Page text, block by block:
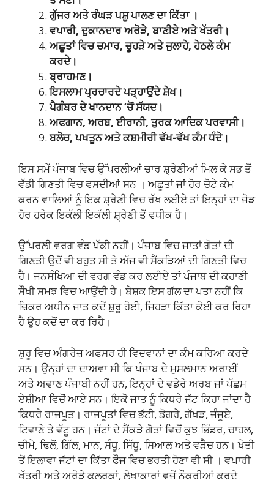
ਗੁੱਜਰ ਅਤੇ ਰੰਘੜ ਪਸ਼ੂ ਪਾਲਣ ਦਾ ਕਿੱਤਾ ।
ਵਪਾਰੀ, ਦੁਕਾਨਦਾਰ ਅਰੋੜੇ, ਬਾਣੀਏ ਅਤੇ ਖੱਤਰੀ।
ਅਛੂਤਾਂ ਵਿਚ ਚਮਾਰ, ਚੂਹੜੇ ਅਤੇ ਜੁਲਾਹੇ, ਹੇਠਲੇ ਕੰਮ
ਕਰਦੇ।
ਬ੍ਰਾਹਮਣ।
ਇਸਲਾਮ ਪ੍ਰਚਾਰਦੇ ਪੜ੍ਹਾਉਂਦੇ ਸ਼ੇਖ।
ਪੈਗੰਬਰ ਦੇ ਖਾਨਦਾਨ ‘ਚੋਂ ਸੱਯਦ।
ਅਫਗਾਨ, ਅਰਬ, ਈਰਾਨੀ, ਤੁਰਕ ਆਦਿਕ ਪਰਵਾਸੀ।
ਬਲੋਚ, ਪਖਤੂਨ ਅਤੇ ਕਸ਼ਮੀਰੀ ਵੱਖ-ਵੱਖ ਕੰਮ ਧੰਦੇ।
ਇਸ ਸਮੇਂ ਪੰਜਾਬ ਵਿਚ ਉੱਪਰਲੀਆਂ ਚਾਰ ਸ਼੍ਰੇਣੀਆਂ ਮਿਲ ਕੇ ਸਭ ਤੋਂ
ਵੱਡੀ ਗਿਣਤੀ ਵਿਚ ਵਸਦੀਆਂ ਸਨ । ਅਛੂਤਾਂ ਜਾਂ ਹੋਰ ਚੋਟੇ ਕੰਮ
ਕਰਨ ਵਾਲਿਆਂ ਨੂੰ ਇਕ ਸ਼੍ਰੇਣੀ ਵਿਚ ਰੱਖ ਲਈਏ ਤਾਂ ਇਨ੍ਹਾਂ ਦਾ ਜੋੜ
ਹੋਰ ਹਰੇਕ ਇਕੱਲੀ ਇਕੱਲੀ ਸ਼੍ਰੇਣੀ ਤੋਂ ਵਧੀਕ ਹੈ।
ਉੱਪਰਲੀ ਵਰਗ ਵੰਡ ਪੱਕੀ ਨਹੀਂ। ਪੰਜਾਬ ਵਿਚ ਜਾਤਾਂ ਗੋਤਾਂ ਦੀ
ਗਿਣਤੀ ਉਦੋਂ ਵੀ ਬਹੁਤ ਸੀ ਤੇ ਅੱਜ ਵੀ ਸੈਂਕੜਿਆਂ ਦੀ ਗਿਣਤੀ ਵਿਚ
ਹੈ। ਜਨਸੰਖਿਆ ਦੀ ਵਰਗ ਵੰਡ ਕਰ ਲਈਏ ਤਾਂ ਪੰਜਾਬ ਦੀ ਕਹਾਣੀ
ਸੌਖੀ ਸਮਝ ਵਿਚ ਆਉਂਦੀ ਹੈ। ਬੇਸ਼ਕ ਇਸ ਗੱਲ ਦਾ ਪਤਾ ਨਹੀਂ ਕਿ
ਜ਼ਿਕਰ ਅਧੀਨ ਜਾਤ ਕਦੋਂ ਸ਼ੁਰੂ ਹੋਈ, ਜਿਹੜਾ ਕਿੱਤਾ ਕੋਈ ਕਰ ਰਿਹਾ
ਹੈ ਉਹ ਕਦੋਂ ਦਾ ਕਰ ਰਿਹੈ।
ਸ਼ੁਰੂ ਵਿਚ ਅੰਗਰੇਜ਼ ਅਫਸਰ ਹੀ ਵਿਦਵਾਨਾਂ ਦਾ ਕੰਮ ਕਰਿਆ ਕਰਦੇ
ਸਨ। ਉਨ੍ਹਾਂ ਦਾ ਦਾਅਵਾ ਸੀ ਕਿ ਪੰਜਾਬ ਦੇ ਮੁਸਲਮਾਨ ਅਰਾਈਂ
ਅਤੇ ਅਵਾਣ ਪੰਜਾਬੀ ਨਹੀਂ ਹਨ, ਇਨ੍ਹਾਂ ਦੇ ਵਡੇਰੇ ਅਰਬ ਜਾਂ ਪੱਛਮ
ਏਸ਼ੀਆ ਵਿਚੋਂ ਆਏ ਸਨ। ਇਕੋ ਜਾਤ ਨੂੰ ਕਿਧਰੇ ਜੱਟ ਕਿਹਾ ਜਾਂਦਾ ਹੈ
ਕਿਧਰੇ ਰਾਜਪੂਤ। ਰਾਜਪੂਤਾਂ ਵਿਚ ਭੱਟੀ, ਡੋਗਰੇ, ਗੱਖੜ, ਜੰਜੂਏ,
ਟਿਵਾਣੇ ਤੇ ਵੱਟੂ ਹਨ। ਜੱਟਾਂ ਦੇ ਸੈਂਕੜੇ ਗੋਤਾਂ ਵਿਚੋਂ ਕੁਝ ਭਿੰਡਰ, ਚਾਹਲ,
ਚੀਮੇ, ਢਿਲੋਂ, ਗਿੱਲ, ਮਾਨ, ਸੰਧੂ, ਸਿੱਧੂ, ਸਿਆਲ ਅਤੇ ਵੜੈਚ ਹਨ। ਖੇਤੀ
ਤੋਂ ਇਲਾਵਾ ਜੱਟਾਂ ਦਾ ਕਿੱਤਾ ਫੌਜ ਵਿਚ ਭਰਤੀ ਹੋਣਾ ਵੀ ਸੀ । ਵਪਾਰੀ
ਖੱਤਰੀ ਅਤੇ ਅਰੋੜੇ ਕਲਰਕਾਂ, ਲੇਖਾਕਾਰਾਂ ਵਜੋਂ ਨੌਕਰੀਆਂ ਕਰਦੇ